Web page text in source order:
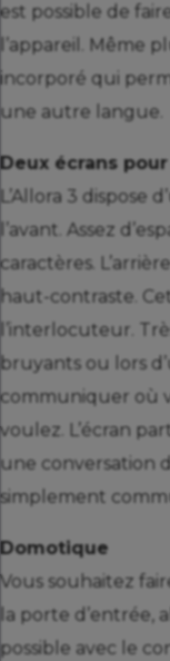
est possible de
l’appareil. Même
incorporé qui
une autre langue.
Deux écrans
L’Allora 3 dispose
l’avant. Assez
caractères.
haut-contraste.
l’interlocuteur.
bruyants ou lors
communiquer où
voulez. L’écran
une conversation
simplement
Domotique
Vous souhaitez
la porte d’entrée,
possible avec le